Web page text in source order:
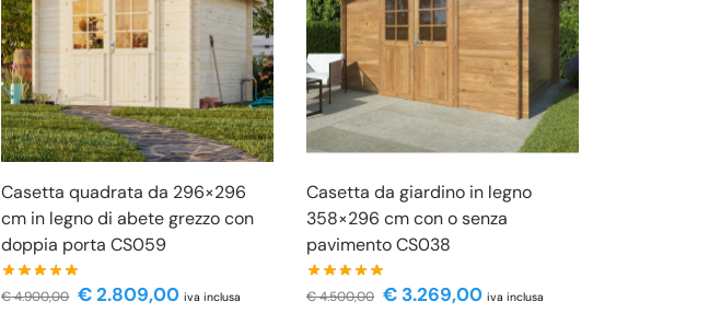
Casetta quadrata da 296×296
cm in legno di abete grezzo con
doppia porta CS059
€4.900,00 €2.809,00 iva inclusa
Casetta da giardino in legno
358×296 cm con o senza
pavimento CS038
€4.500,00 € 3.269,00 iva inclusa